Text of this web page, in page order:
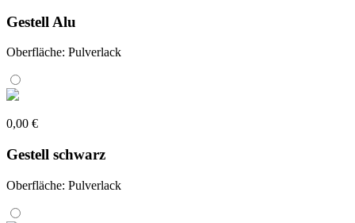
Gestell Alu
Oberfläche: Pulverlack
0,00 €
Gestell schwarz
Oberfläche: Pulverlack